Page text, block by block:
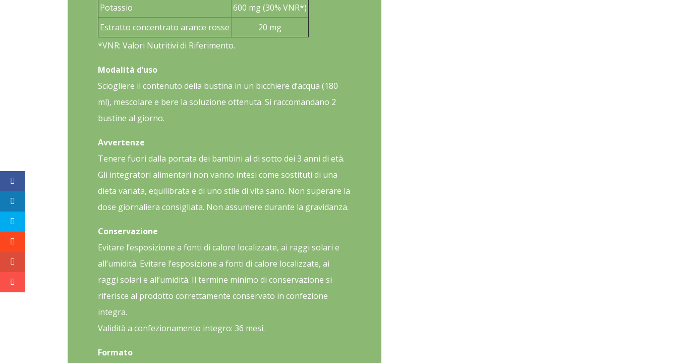
Potassio
600 mg (30% VNR*)
Estratto concentrato arance rosse
20 mg
*VNR: Valori Nutritivi di Riferimento.
Modalità d’uso
Sciogliere il contenuto della bustina in un bicchiere d’acqua (180
ml), mescolare e bere la soluzione ottenuta. Si raccomandano 2
bustine al giorno.
Avvertenze
Tenere fuori dalla portata dei bambini al di sotto dei 3 anni di età.
Gli integratori alimentari non vanno intesi come sostituti di una
dieta variata, equilibrata e di uno stile di vita sano. Non superare la
dose giornaliera consigliata. Non assumere durante la gravidanza.
Conservazione
Evitare l’esposizione a fonti di calore localizzate, ai raggi solari e
all’umidità. Evitare l’esposizione a fonti di calore localizzate, ai
raggi solari e all’umidità. Il termine minimo di conservazione si
riferisce al prodotto correttamente conservato in confezione
integra.
Validità a confezionamento integro: 36 mesi.
Formato